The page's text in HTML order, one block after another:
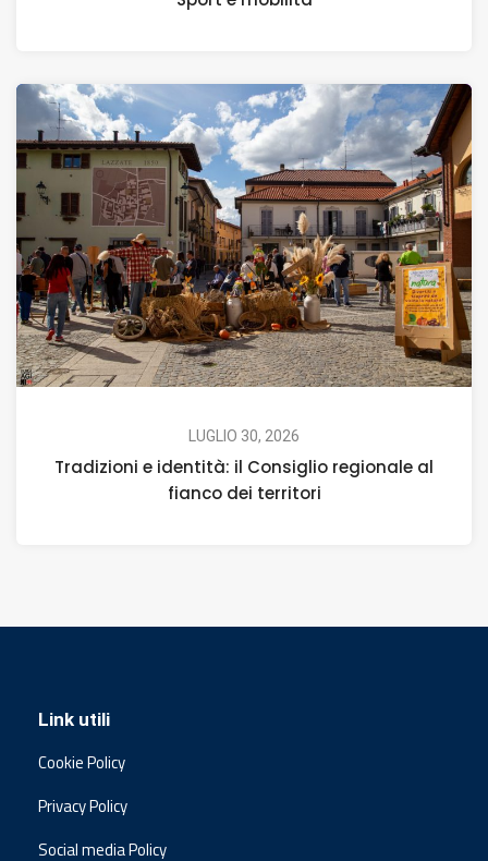
LUGLIO 30, 2026
Tradizioni e identità: il Consiglio regionale al
fianco dei territori
Link utili
Cookie Policy
Privacy Policy
Social media Policy